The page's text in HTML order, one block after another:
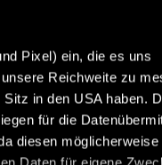
Pixel) ein, die es uns
Reichweite zu
in den USA haben.
für die
diesen möglicherweise
in premium quality:
gb/en